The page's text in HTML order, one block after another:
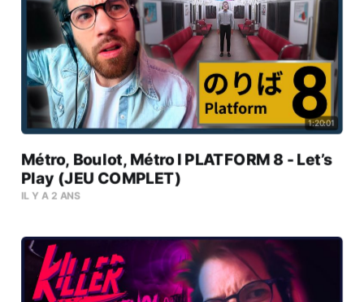
1:20:01
Métro, Boulot, Métro l PLATFORM 8 - Let’s
Play (JEU COMPLET)
IL Y A 2 ANS